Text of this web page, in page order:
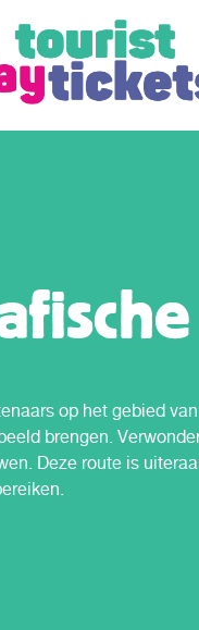
wil je heen? Er zijn
beschikbaar, elk
regio en/of vervoerder in
op het gebied
brengen.
Deze route is